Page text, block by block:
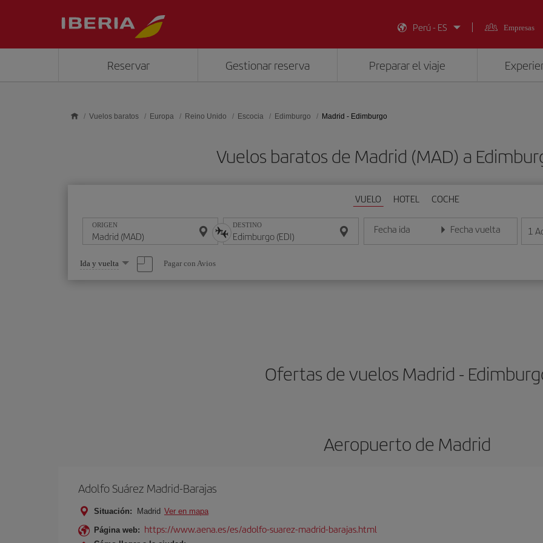
Perú - ES
Empresas
Reservar Gestionar reserva Preparar el viaje
Vuelos baratos Europa Reino Unido Escocia Edimburgo Madrid - Edimburgo
Vuelos baratos de Madrid (MAD) a
VUELO HOTEL COCHE
ORIGEN DESTINO Fecha ida
Introduce la fecha en formato día/mes/año
Fecha vuelta
Introduce la fecha en 1
Seleccione
una
opción
Ida y vuelta Pagar con Avios
Ofertas de vuelos Madrid -
Aeropuerto de Madrid
Adolfo Suárez Madrid-Barajas
Situación: Madrid Ver en mapa
Página web: https://www.aena.es/es/adolfo-suarez-madrid-barajas.html